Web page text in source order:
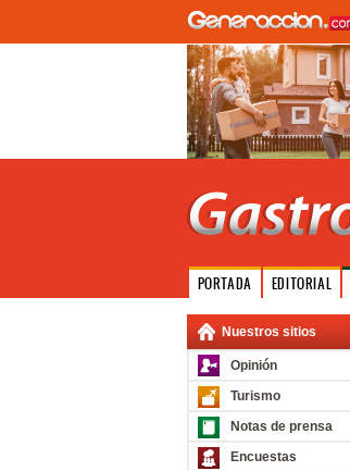
PORTADA EDITORIAL
Nuestros sitios
Opinión
Turismo
Notas de prensa
Encuestas